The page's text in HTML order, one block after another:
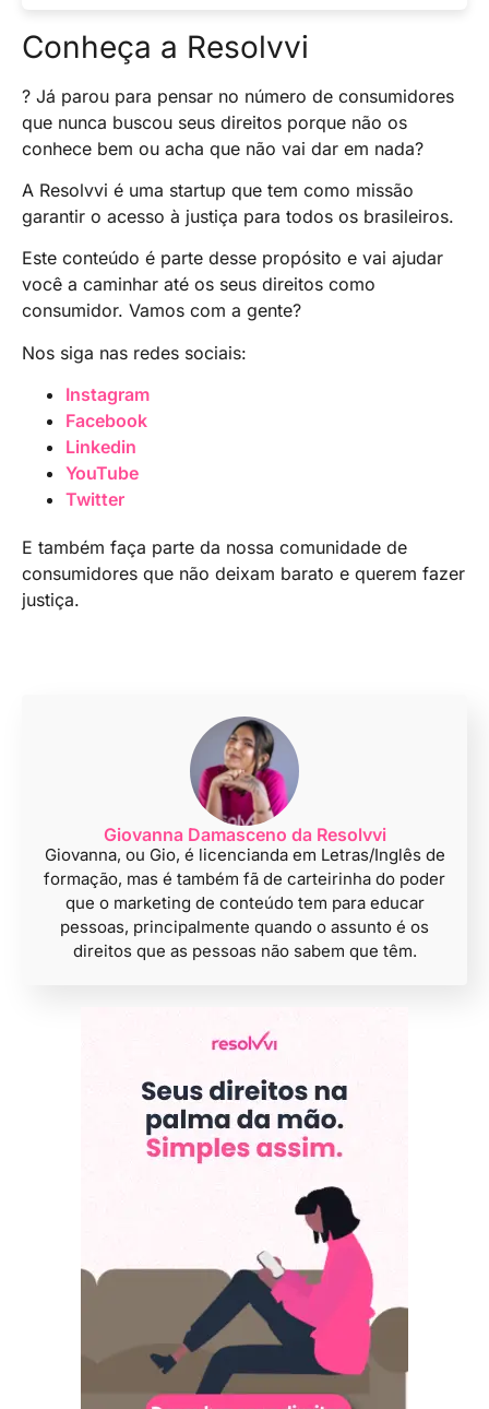
agências de viagens, e considerar a
acessíveis.
Os meses mais baratos para viajar para o
Nordeste são entre março e junho e agosto a
novembro, que é quando ocorre a baixa
estação na região.
Conheça a Resolvvi
? Já parou para pensar no número de consumidores
que nunca buscou seus direitos porque não os
conhece bem ou acha que não vai dar em nada?
A Resolvvi é uma startup que tem como missão
garantir o acesso à justiça para todos os brasileiros.
Este conteúdo é parte desse propósito e vai ajudar
você a caminhar até os seus direitos como
consumidor. Vamos com a gente?
Nos siga nas redes sociais:
Instagram
Facebook
Linkedin
YouTube
Twitter
E também faça parte da nossa comunidade de
consumidores que não deixam barato e querem fazer
justiça.
Giovanna Damasceno da Resolvvi
Giovanna, ou Gio, é licencianda em Letras/Inglês de
formação, mas é também fã de carteirinha do poder
que o marketing de conteúdo tem para educar
pessoas, principalmente quando o assunto é os
direitos que as pessoas não sabem que têm.